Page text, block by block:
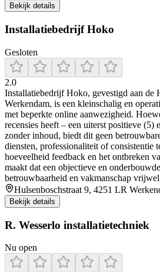
Bekijk details
Installatiebedrijf Hoko
Gesloten
2.0
Installatiebedrijf Hoko, gevestigd aan de
Werkendam, is een kleinschalig en
met beperkte online aanwezigheid.
recensies heeft – een uiterst positieve (5)
zonder inhoud, biedt dit geen
diensten, professionaliteit of consistentie
hoeveelheid feedback en het ontbreken
maakt dat een objectieve en
betrouwbaarheid en vakmanschap
Hulsenboschstraat 9, 4251 LR
Bekijk details
R. Wesserlo installatietechniek
Nu open